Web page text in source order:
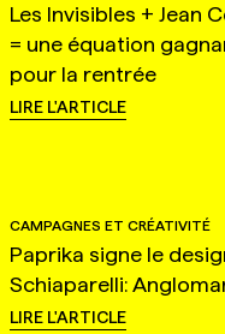
Les Invisibles + Jean
= une équation
pour la rentrée
LIRE L'ARTICLE
CAMPAGNES ET CRÉATIVITÉ
Paprika signe le
Schiaparelli:
LIRE L'ARTICLE